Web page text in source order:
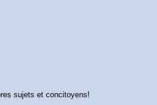
sujets et concitoyens!